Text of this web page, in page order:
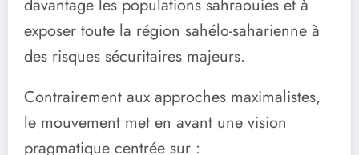
davantage les populations sahraouies et à
exposer toute la région sahélo-saharienne à
des risques sécuritaires majeurs.
Contrairement aux approches maximalistes,
le mouvement met en avant une vision
pragmatique centrée sur :